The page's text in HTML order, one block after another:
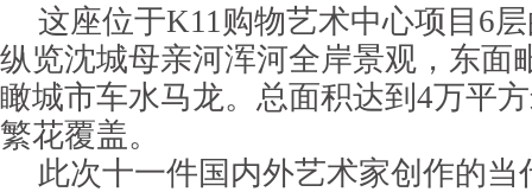
这座位于K11购物艺术中心项目6
纵览沈城母亲河浑河全岸景观，东面
瞰城市车水马龙。总面积达到4万平
繁花覆盖。
此次十一件国内外艺术家创作的